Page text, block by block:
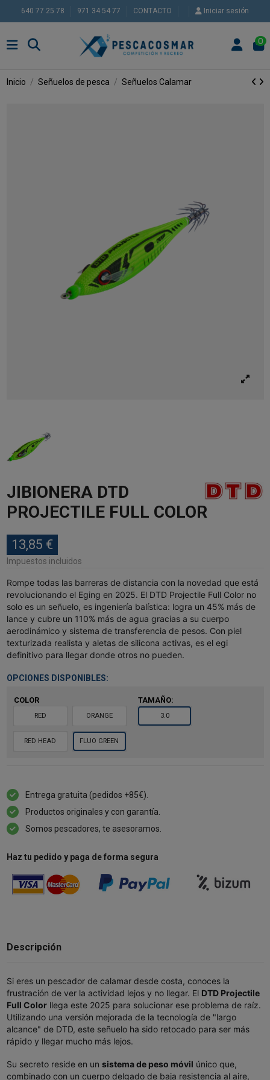
640 77 25 78 971 34 54 77 CONTACTO Iniciar sesión
0
Inicio Señuelos de pesca Señuelos Calamar
JIBIONERA DTD
PROJECTILE FULL COLOR
13,85 €
Impuestos incluidos
Rompe todas las barreras de distancia con la novedad que está
revolucionando el Eging en 2025. El DTD Projectile Full Color no
solo es un señuelo, es ingeniería balística: logra un 45% más de
lance y cubre un 110% más de agua gracias a su cuerpo
aerodinámico y sistema de transferencia de pesos. Con piel
texturizada realista y aletas de silicona activas, es el egi
definitivo para llegar donde otros no pueden.
OPCIONES DISPONIBLES:
COLOR
RED ORANGE
RED HEAD FLUO GREEN
TAMAÑO:
3.0
Entrega gratuita (pedidos +85€).
Productos originales y con garantía.
Somos pescadores, te asesoramos.
Haz tu pedido y paga de forma segura
Descripción
Si eres un pescador de calamar desde costa, conoces la
frustración de ver la actividad lejos y no llegar. El DTD Projectile
Full Color llega este 2025 para solucionar ese problema de raíz.
Utilizando una versión mejorada de la tecnología de "largo
alcance" de DTD, este señuelo ha sido retocado para ser más
rápido y llegar mucho más lejos.
Su secreto reside en un sistema de peso móvil único que,
combinado con un cuerpo delgado de baja resistencia al aire,